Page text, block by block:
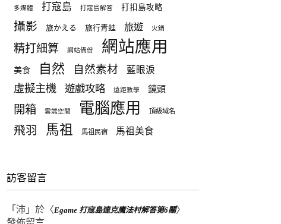
多媒體 打寇島 打寇島解答 打扣島攻略
攝影 旅かえる 旅行青蛙 旅遊 火鍋
精打細算 網站備份 網站應用
美食 自然 自然素材 藍眼淚
虛擬主機 遊戲攻略 遠距教學 鏡頭
開箱 雲端空間 電腦應用 頂級域名
飛羽 馬祖 馬祖民宿 馬祖美食
訪客留言
「 沛 」於〈Egame 打寇島達克魔法村解答第6關〉